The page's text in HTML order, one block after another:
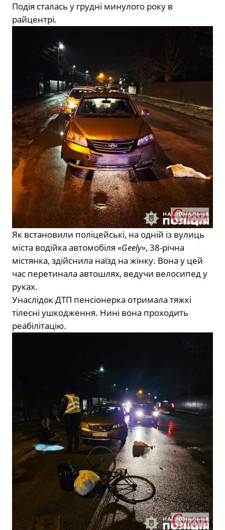
Подія сталась у грудні минулого року в
райцентрі.
Як встановили поліцейські, на одній із вулиць
міста водійка автомобіля «Geely», 38-річна
містянка, здійснила наїзд на жінку. Вона у цей
час перетинала автошлях, ведучи велосипед у
руках.
Унаслідок ДТП пенсіонерка отримала тяжкі
тілесні ушкодження. Нині вона проходить
реабілітацію.